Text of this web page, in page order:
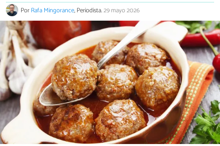
PorRafa Mingorance, Periodista.29 mayo 2026